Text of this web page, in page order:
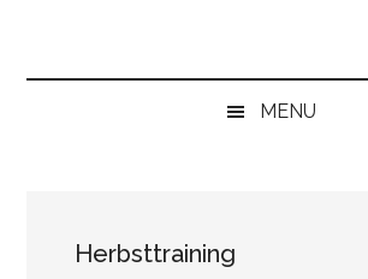
„Null“
MENU
Herbsttraining